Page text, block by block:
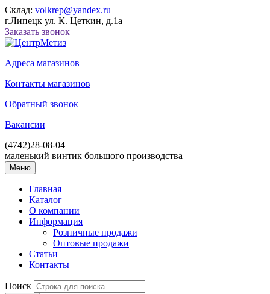
Склад: volkrep@yandex.ru
г.Липецк ул. К. Цеткин, д.1а
Заказать звонок
Адреса магазинов
Контакты магазинов
Обратный звонок
Вакансии
(4742)28-08-04
маленький винтик большого производства
Меню
Главная
Каталог
О компании
Информация
Розничные продажи
Оптовые продажи
Статьи
Контакты
Поиск